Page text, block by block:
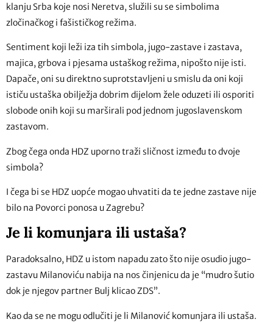
klanju Srba koje nosi Neretva, služili su se simbolima
zločinačkog i fašističkog režima.
Sentiment koji leži iza tih simbola, jugo-zastave i zastava,
majica, grbova i pjesama ustaškog režima, nipošto nije isti.
Dapače, oni su direktno suprotstavljeni u smislu da oni koji
ističu ustaška obilježja dobrim dijelom žele oduzeti ili osporiti
slobode onih koji su marširali pod jednom jugoslavenskom
zastavom.
Zbog čega onda HDZ uporno traži sličnost između to dvoje
simbola?
I čega bi se HDZ uopće mogao uhvatiti da te jedne zastave nije
bilo na Povorci ponosa u Zagrebu?
Je li komunjara ili ustaša?
Paradoksalno, HDZ u istom napadu zato što nije osudio jugo-
zastavu Milanoviću nabija na nos činjenicu da je “mudro šutio
dok je njegov partner Bulj klicao ZDS”.
Kao da se ne mogu odlučiti je li Milanović komunjara ili ustaša.